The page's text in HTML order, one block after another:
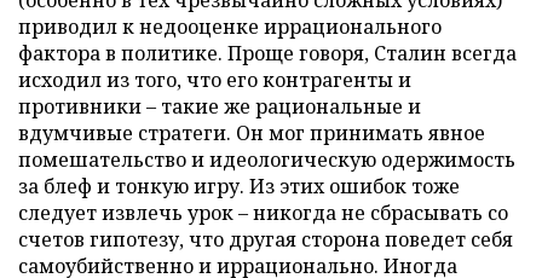
приводил к недооценке иррационального
фактора в политике. Проще говоря, Сталин всегда
исходил из того, что его контрагенты и
противники – такие же рациональные и
вдумчивые стратеги. Он мог принимать явное
помешательство и идеологическую одержимость
за блеф и тонкую игру. Из этих ошибок тоже
следует извлечь урок – никогда не сбрасывать со
счетов гипотезу, что другая сторона поведет себя
самоубийственно и иррационально. Иногда